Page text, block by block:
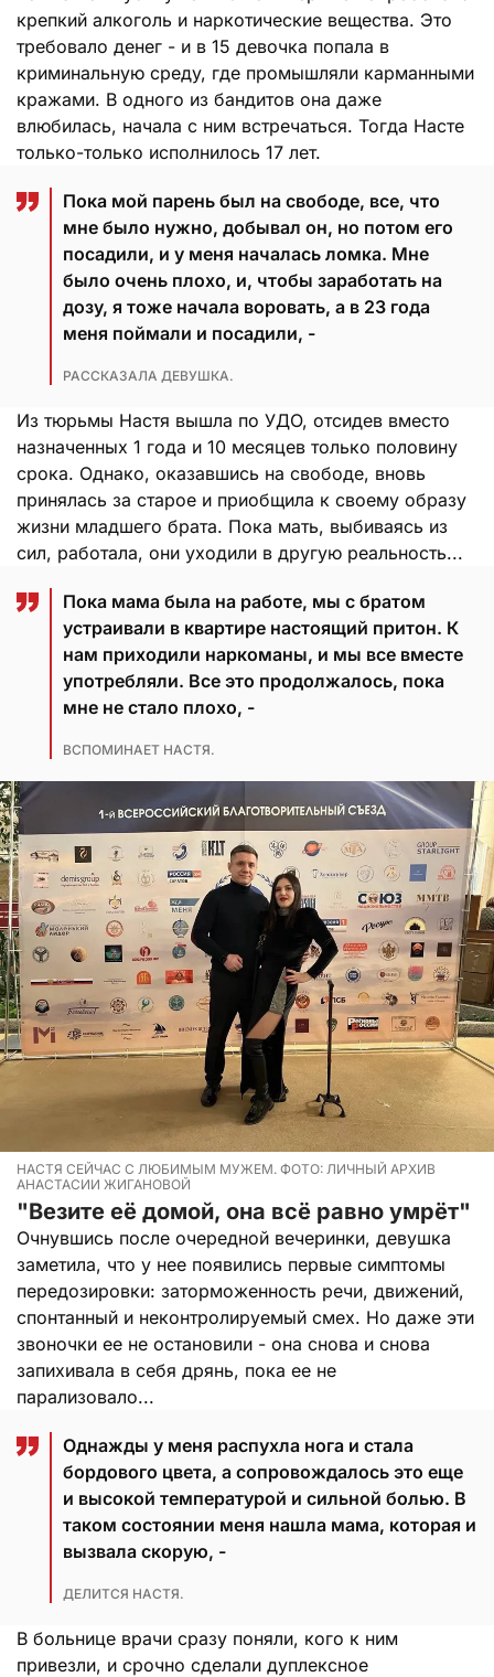
крепкий алкоголь и наркотические вещества. Это
требовало денег - и в 15 девочка попала в
криминальную среду, где промышляли карманными
кражами. В одного из бандитов она даже
влюбилась, начала с ним встречаться. Тогда Насте
только-только исполнилось 17 лет.
Пока мой парень был на свободе, все, что
мне было нужно, добывал он, но потом его
посадили, и у меня началась ломка. Мне
было очень плохо, и, чтобы заработать на
дозу, я тоже начала воровать, а в 23 года
меня поймали и посадили, -
РАССКАЗАЛА ДЕВУШКА.
Из тюрьмы Настя вышла по УДО, отсидев вместо
назначенных 1 года и 10 месяцев только половину
срока. Однако, оказавшись на свободе, вновь
принялась за старое и приобщила к своему образу
жизни младшего брата. Пока мать, выбиваясь из
сил, работала, они уходили в другую реальность...
Пока мама была на работе, мы с братом
устраивали в квартире настоящий притон. К
нам приходили наркоманы, и мы все вместе
употребляли. Все это продолжалось, пока
мне не стало плохо, -
ВСПОМИНАЕТ НАСТЯ.
НАСТЯ СЕЙЧАС С ЛЮБИМЫМ МУЖЕМ. ФОТО: ЛИЧНЫЙ АРХИВ
АНАСТАСИИ ЖИГАНОВОЙ
"Везите её домой, она всё равно умрёт"
Очнувшись после очередной вечеринки, девушка
заметила, что у нее появились первые симптомы
передозировки: заторможенность речи, движений,
спонтанный и неконтролируемый смех. Но даже эти
звоночки ее не остановили - она снова и снова
запихивала в себя дрянь, пока ее не
парализовало...
Однажды у меня распухла нога и стала
бордового цвета, а сопровождалось это еще
и высокой температурой и сильной болью. В
таком состоянии меня нашла мама, которая и
вызвала скорую, -
ДЕЛИТСЯ НАСТЯ.
В больнице врачи сразу поняли, кого к ним
привезли, и срочно сделали дуплексное